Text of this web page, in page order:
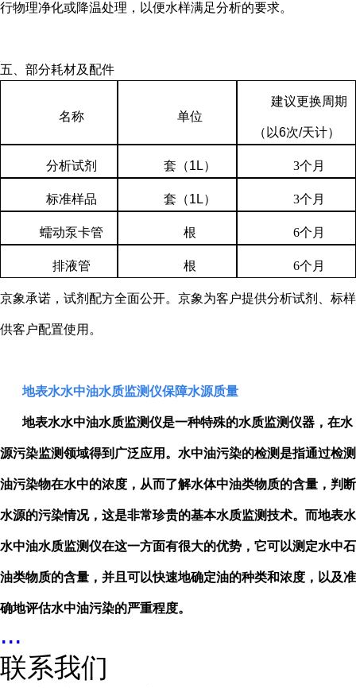
行物理净化或降温处理，以便水样满足分析的要求。
五、部分耗材及配件
名称 单位
建议更换周期
（以6次/天计）
分析试剂 套（1L） 3个月
标准样品 套（1L） 3个月
蠕动泵卡管 根 6个月
排液管 根 6个月
京象承诺，试剂配方全面公开。京象为客户提供分析试剂、标样
供客户配置使用。
地表水水中油水质监测仪保障水源质量
地表水水中油水质监测仪是一种特殊的水质监测仪器，在水
源污染监测领域得到广泛应用。水中油污染的检测是指通过检测
油污染物在水中的浓度，从而了解水体中油类物质的含量，判断
水源的污染情况，这是非常珍贵的基本水质监测技术。而地表水
水中油水质监测仪在这一方面有很大的优势，它可以测定水中石
油类物质的含量，并且可以快速地确定油的种类和浓度，以及准
确地评估水中油污染的严重程度。
...
联系我们